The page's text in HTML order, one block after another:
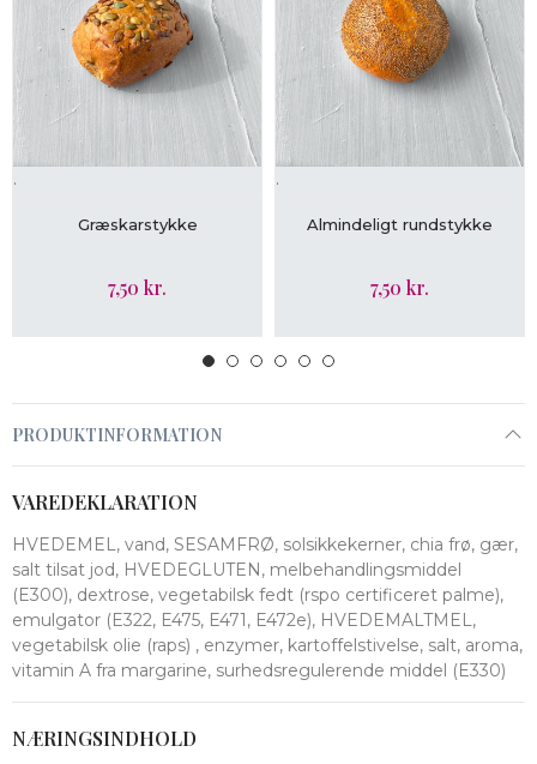
LÆG I KURV
.
Græskarstykke
7,50 kr.
LÆG I KURV
.
Almindeligt rundstykke
7,50 kr.
PRODUKTINFORMATION
VAREDEKLARATION
HVEDEMEL, vand, SESAMFRØ, solsikkekerner, chia frø, gær,
salt tilsat jod, HVEDEGLUTEN, melbehandlingsmiddel
(E300), dextrose, vegetabilsk fedt (rspo certificeret palme),
emulgator (E322, E475, E471, E472e), HVEDEMALTMEL,
vegetabilsk olie (raps) , enzymer, kartoffelstivelse, salt, aroma,
vitamin A fra margarine, surhedsregulerende middel (E330)
NÆRINGSINDHOLD